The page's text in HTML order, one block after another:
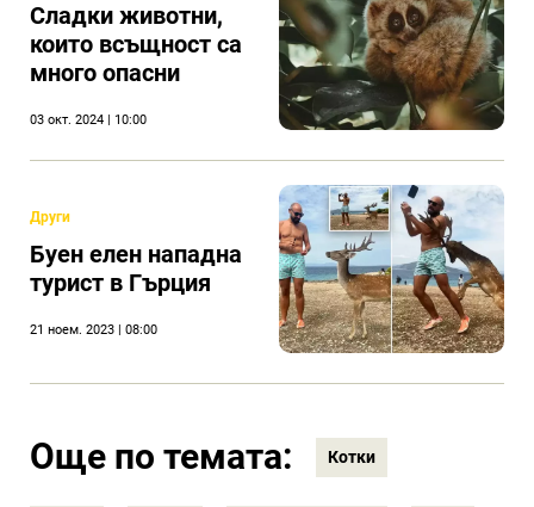
Сладки животни,
които всъщност са
много опасни
03 окт. 2024 | 10:00
Други
Буен елен нападна
турист в Гърция
21 ноем. 2023 | 08:00
Още по темата: Котки